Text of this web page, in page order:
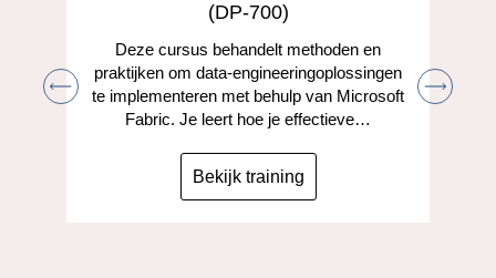
(DP-700)
Deze cursus behandelt methoden en
praktijken om data-engineeringoplossingen
te implementeren met behulp van Microsoft
Fabric. Je leert hoe je effectieve…
Bekijk training